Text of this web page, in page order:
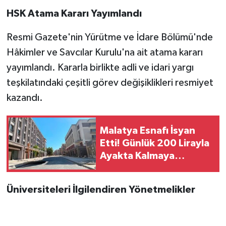
HSK Atama Kararı Yayımlandı
Resmi Gazete'nin Yürütme ve İdare Bölümü'nde
Hâkimler ve Savcılar Kurulu'na ait atama kararı
yayımlandı. Kararla birlikte adli ve idari yargı
teşkilatındaki çeşitli görev değişiklikleri resmiyet
kazandı.
Malatya Esnafı İsyan
Etti! Günlük 200 Lirayla
Ayakta Kalmaya
Üniversiteleri İlgilendiren Yönetmelikler